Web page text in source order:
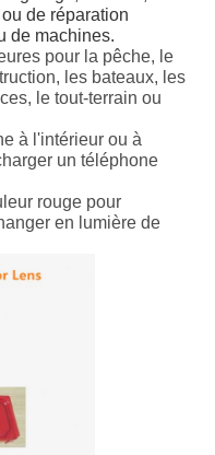
de réparation
de machines.
pour la pêche, le
les bateaux, les
le tout-terrain ou
à l'intérieur ou à
un téléphone
rouge pour
en lumière de